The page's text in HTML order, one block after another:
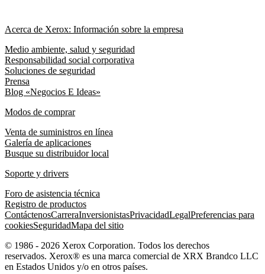
Acerca de Xerox: Información sobre la empresa
Medio ambiente, salud y seguridad
Responsabilidad social corporativa
Soluciones de seguridad
Prensa
Blog «Negocios E Ideas»
Modos de comprar
Venta de suministros en línea
Galería de aplicaciones
Busque su distribuidor local
Soporte y drivers
Foro de asistencia técnica
Registro de productos
ContáctenosCarreraInversionistasPrivacidadLegalPreferencias para
cookiesSeguridadMapa del sitio
© 1986 - 2026 Xerox Corporation. Todos los derechos
reservados. Xerox® es una marca comercial de XRX Brandco LLC
en Estados Unidos y/o en otros países.